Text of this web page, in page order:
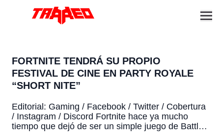
FORTNITE TENDRÁ SU PROPIO
FESTIVAL DE CINE EN PARTY ROYALE
“SHORT NITE”
Editorial: Gaming / Facebook / Twitter / Cobertura
/ Instagram / Discord Fortnite hace ya mucho
tiempo que dejó de ser un simple juego de Battle